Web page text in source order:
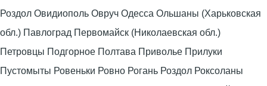
Роздол Овидиополь Овруч Одесса Ольшаны (Харьковская
обл.) Павлоград Первомайск (Николаевская обл.)
Петровцы Подгорное Полтава Приволье Прилуки
Пустомыты Ровеньки Ровно Рогань Роздол Роксоланы